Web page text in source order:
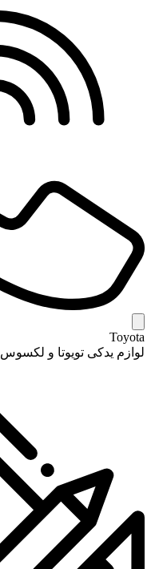
Toyota
لوازم یدکی تویوتا و لکسوس